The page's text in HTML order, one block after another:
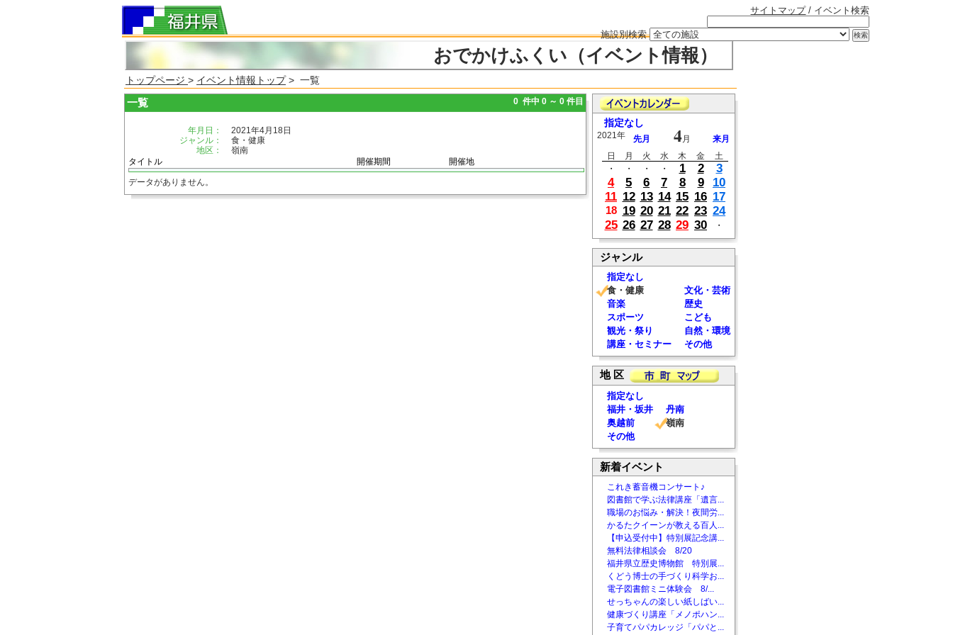
サイトマップ/ イベント検索
施設別検索
おでかけふくい（イベント情報）
トップページ > イベント情報トップ> 一覧
一覧 0 件中 0 ～ 0 件目
年月日：
2021年4月18日
ジャンル：
食・健康
地区：
嶺南
タイトル
開催期間 開催地
データがありません。
指定なし
2021年 先月 4月
来月
日
月 火 水 木 金
土
・
・ ・ ・ 1 2
3
4
5 6 7 8 9
10
11 12 13 14 15 16 17
18 19 20 21 22 23 24
25 26 27 28 29 30 ・
ジャンル
指定なし
食・健康
文化・芸術
音楽
歴史
スポーツ
こども
観光・祭り
自然・環境
講座・セミナー
その他
地 区
指定なし
福井・坂井
丹南
奥越前
嶺南
その他
新着イベント
これき蓄音機コンサート♪
図書館で学ぶ法律講座「遺言...
職場のお悩み・解決！夜間労...
かるたクイーンが教える百人...
【申込受付中】特別展記念講...
無料法律相談会 8/20
福井県立歴史博物館 特別展...
くどう博士の手づくり科学お...
電子図書館ミニ体験会 8/...
せっちゃんの楽しい紙しばい...
健康づくり講座「メノポハン...
子育てパパカレッジ「パパと...